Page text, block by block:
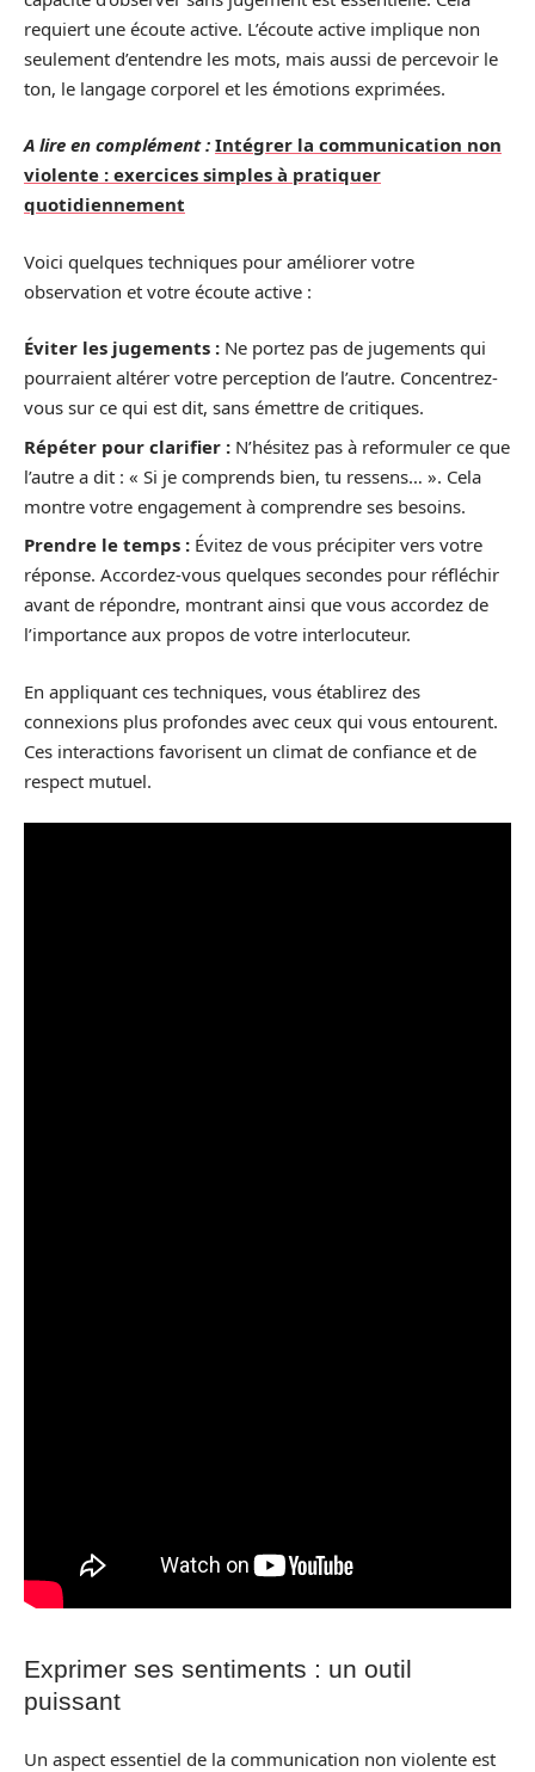
requiert une écoute active. L’écoute active implique non
seulement d’entendre les mots, mais aussi de percevoir le
ton, le langage corporel et les émotions exprimées.
A lire en complément : Intégrer la communication non
violente : exercices simples à pratiquer
quotidiennement
Voici quelques techniques pour améliorer votre
observation et votre écoute active :
Éviter les jugements : Ne portez pas de jugements qui
pourraient altérer votre perception de l’autre. Concentrez-
vous sur ce qui est dit, sans émettre de critiques.
Répéter pour clarifier : N’hésitez pas à reformuler ce que
l’autre a dit : « Si je comprends bien, tu ressens… ». Cela
montre votre engagement à comprendre ses besoins.
Prendre le temps : Évitez de vous précipiter vers votre
réponse. Accordez-vous quelques secondes pour réfléchir
avant de répondre, montrant ainsi que vous accordez de
l’importance aux propos de votre interlocuteur.
En appliquant ces techniques, vous établirez des
connexions plus profondes avec ceux qui vous entourent.
Ces interactions favorisent un climat de confiance et de
respect mutuel.
Exprimer ses sentiments : un outil
puissant
Un aspect essentiel de la communication non violente est